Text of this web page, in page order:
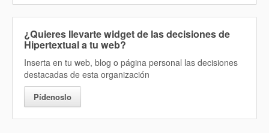
¿Quieres llevarte widget de las decisiones de
Hipertextual a tu web?
Inserta en tu web, blog o página personal las decisiones
destacadas de esta organización
Pídenoslo